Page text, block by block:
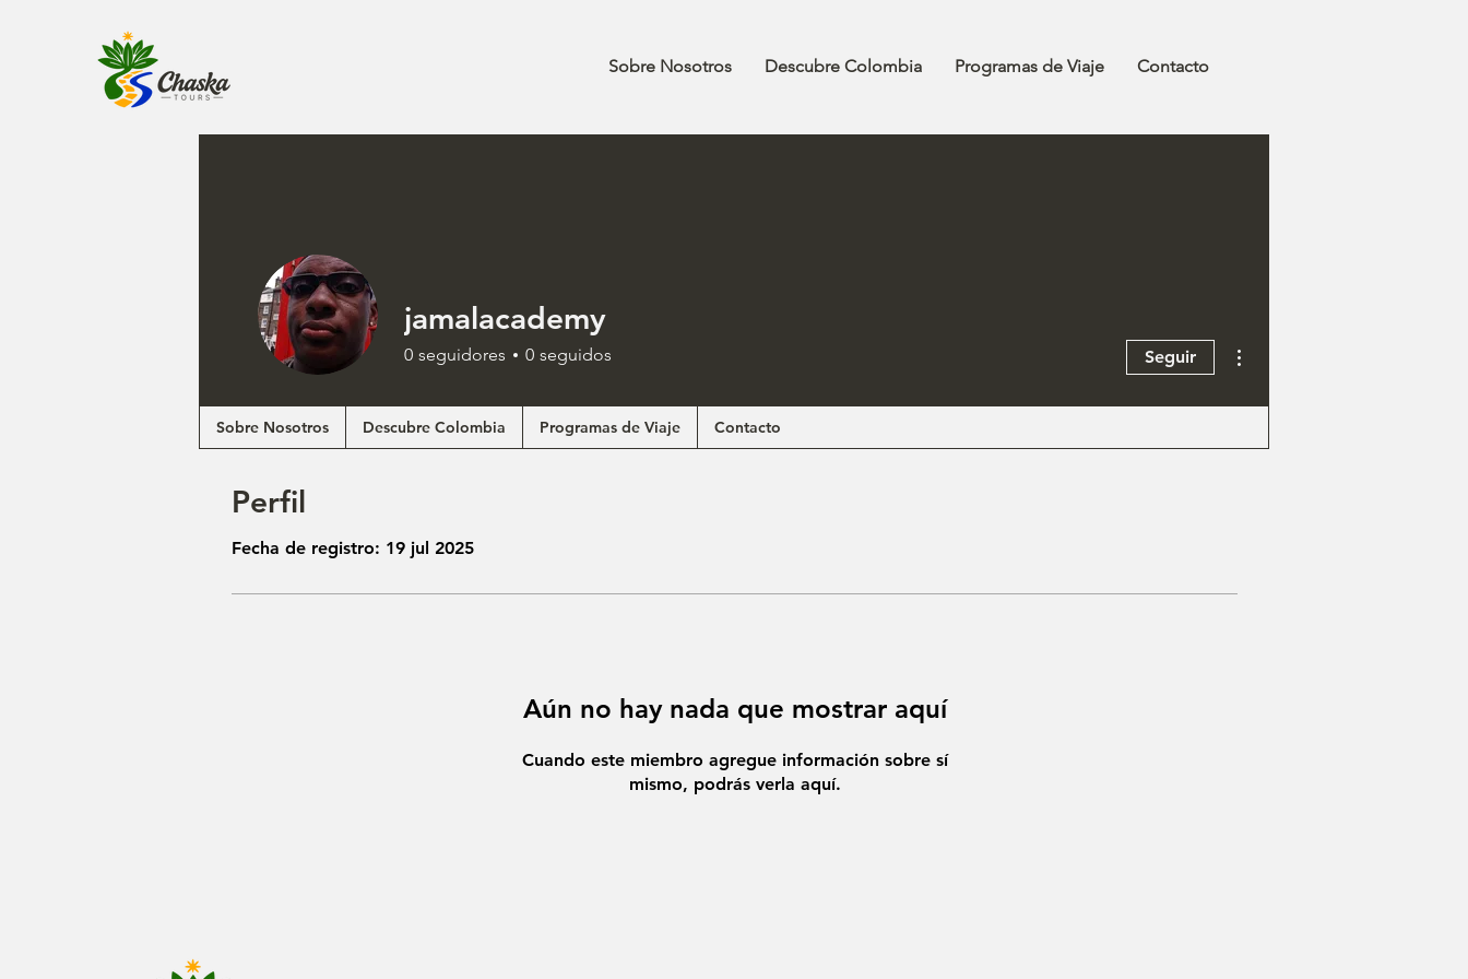
Sobre Nosotros Descubre Colombia Programas de Viaje Contacto
Perfil
Fecha de registro: 19 jul 2025
Aún no hay nada que mostrar aquí
Cuando este miembro agregue información sobre sí
mismo, podrás verla aquí.
jamalacademy
0 seguidores 0 seguidos Seguir
Sobre Nosotros Descubre Colombia Programas de Viaje Contacto